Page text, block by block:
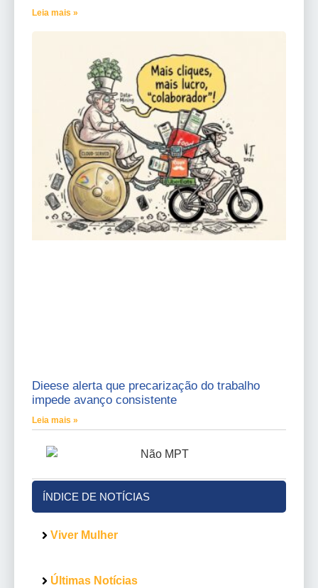
Leia mais »
Dieese alerta que precarização do trabalho
impede avanço consistente
Leia mais »
ÍNDICE DE NOTÍCIAS
Viver Mulher
Últimas Notícias